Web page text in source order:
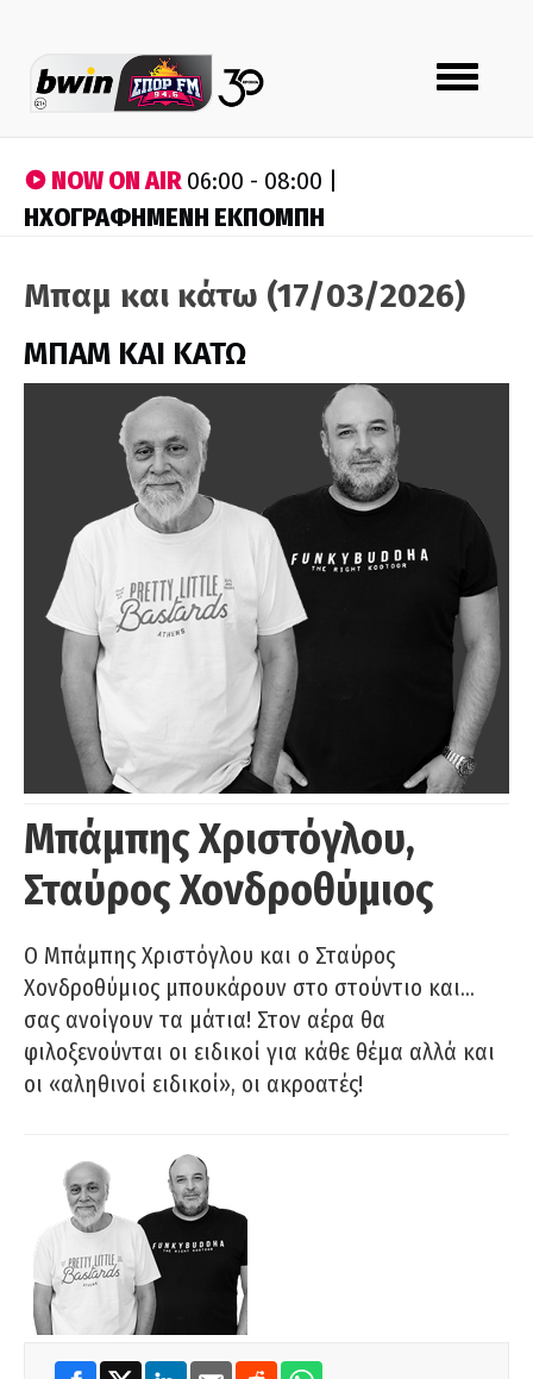
Toggle
navigation
NOW ON AIR06:00 - 08:00 |
ΗΧΟΓΡΑΦΗΜΕΝΗ ΕΚΠΟΜΠΗ
Μπαμ και κάτω (17/03/2026)
ΜΠΑΜ ΚΑΙ ΚΑΤΩ
Μπάμπης Χριστόγλου,
Σταύρος Χονδροθύμιος
O Μπάμπης Χριστόγλου και ο Σταύρος
Χονδροθύμιος μπουκάρουν στο στούντιο και…
σας ανοίγουν τα μάτια! Στον αέρα θα
φιλοξενούνται οι ειδικοί για κάθε θέμα αλλά και
οι «αληθινοί ειδικοί», οι ακροατές!